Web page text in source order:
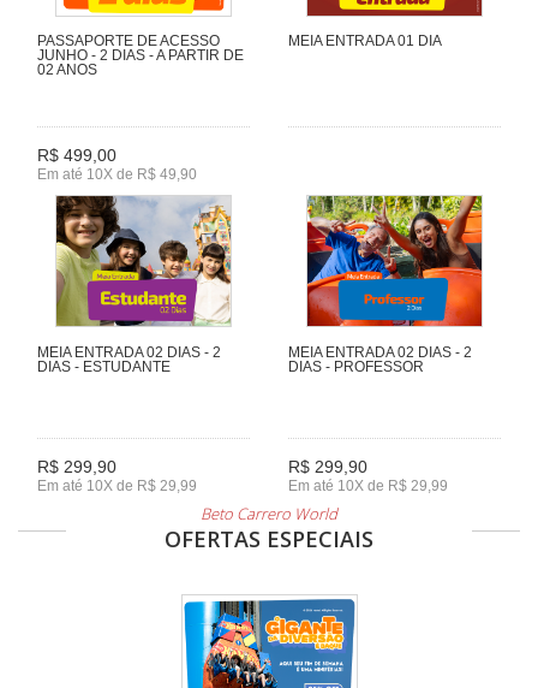
PASSAPORTE DE ACESSO
JUNHO - 2 DIAS - A PARTIR DE
02 ANOS
R$ 499,00
Em até 10X de R$ 49,90
MEIA ENTRADA 01 DIA
MEIA ENTRADA 02 DIAS - 2
DIAS - ESTUDANTE
R$ 299,90
Em até 10X de R$ 29,99
MEIA ENTRADA 02 DIAS - 2
DIAS - PROFESSOR
R$ 299,90
Em até 10X de R$ 29,99
Beto Carrero World
OFERTAS ESPECIAIS